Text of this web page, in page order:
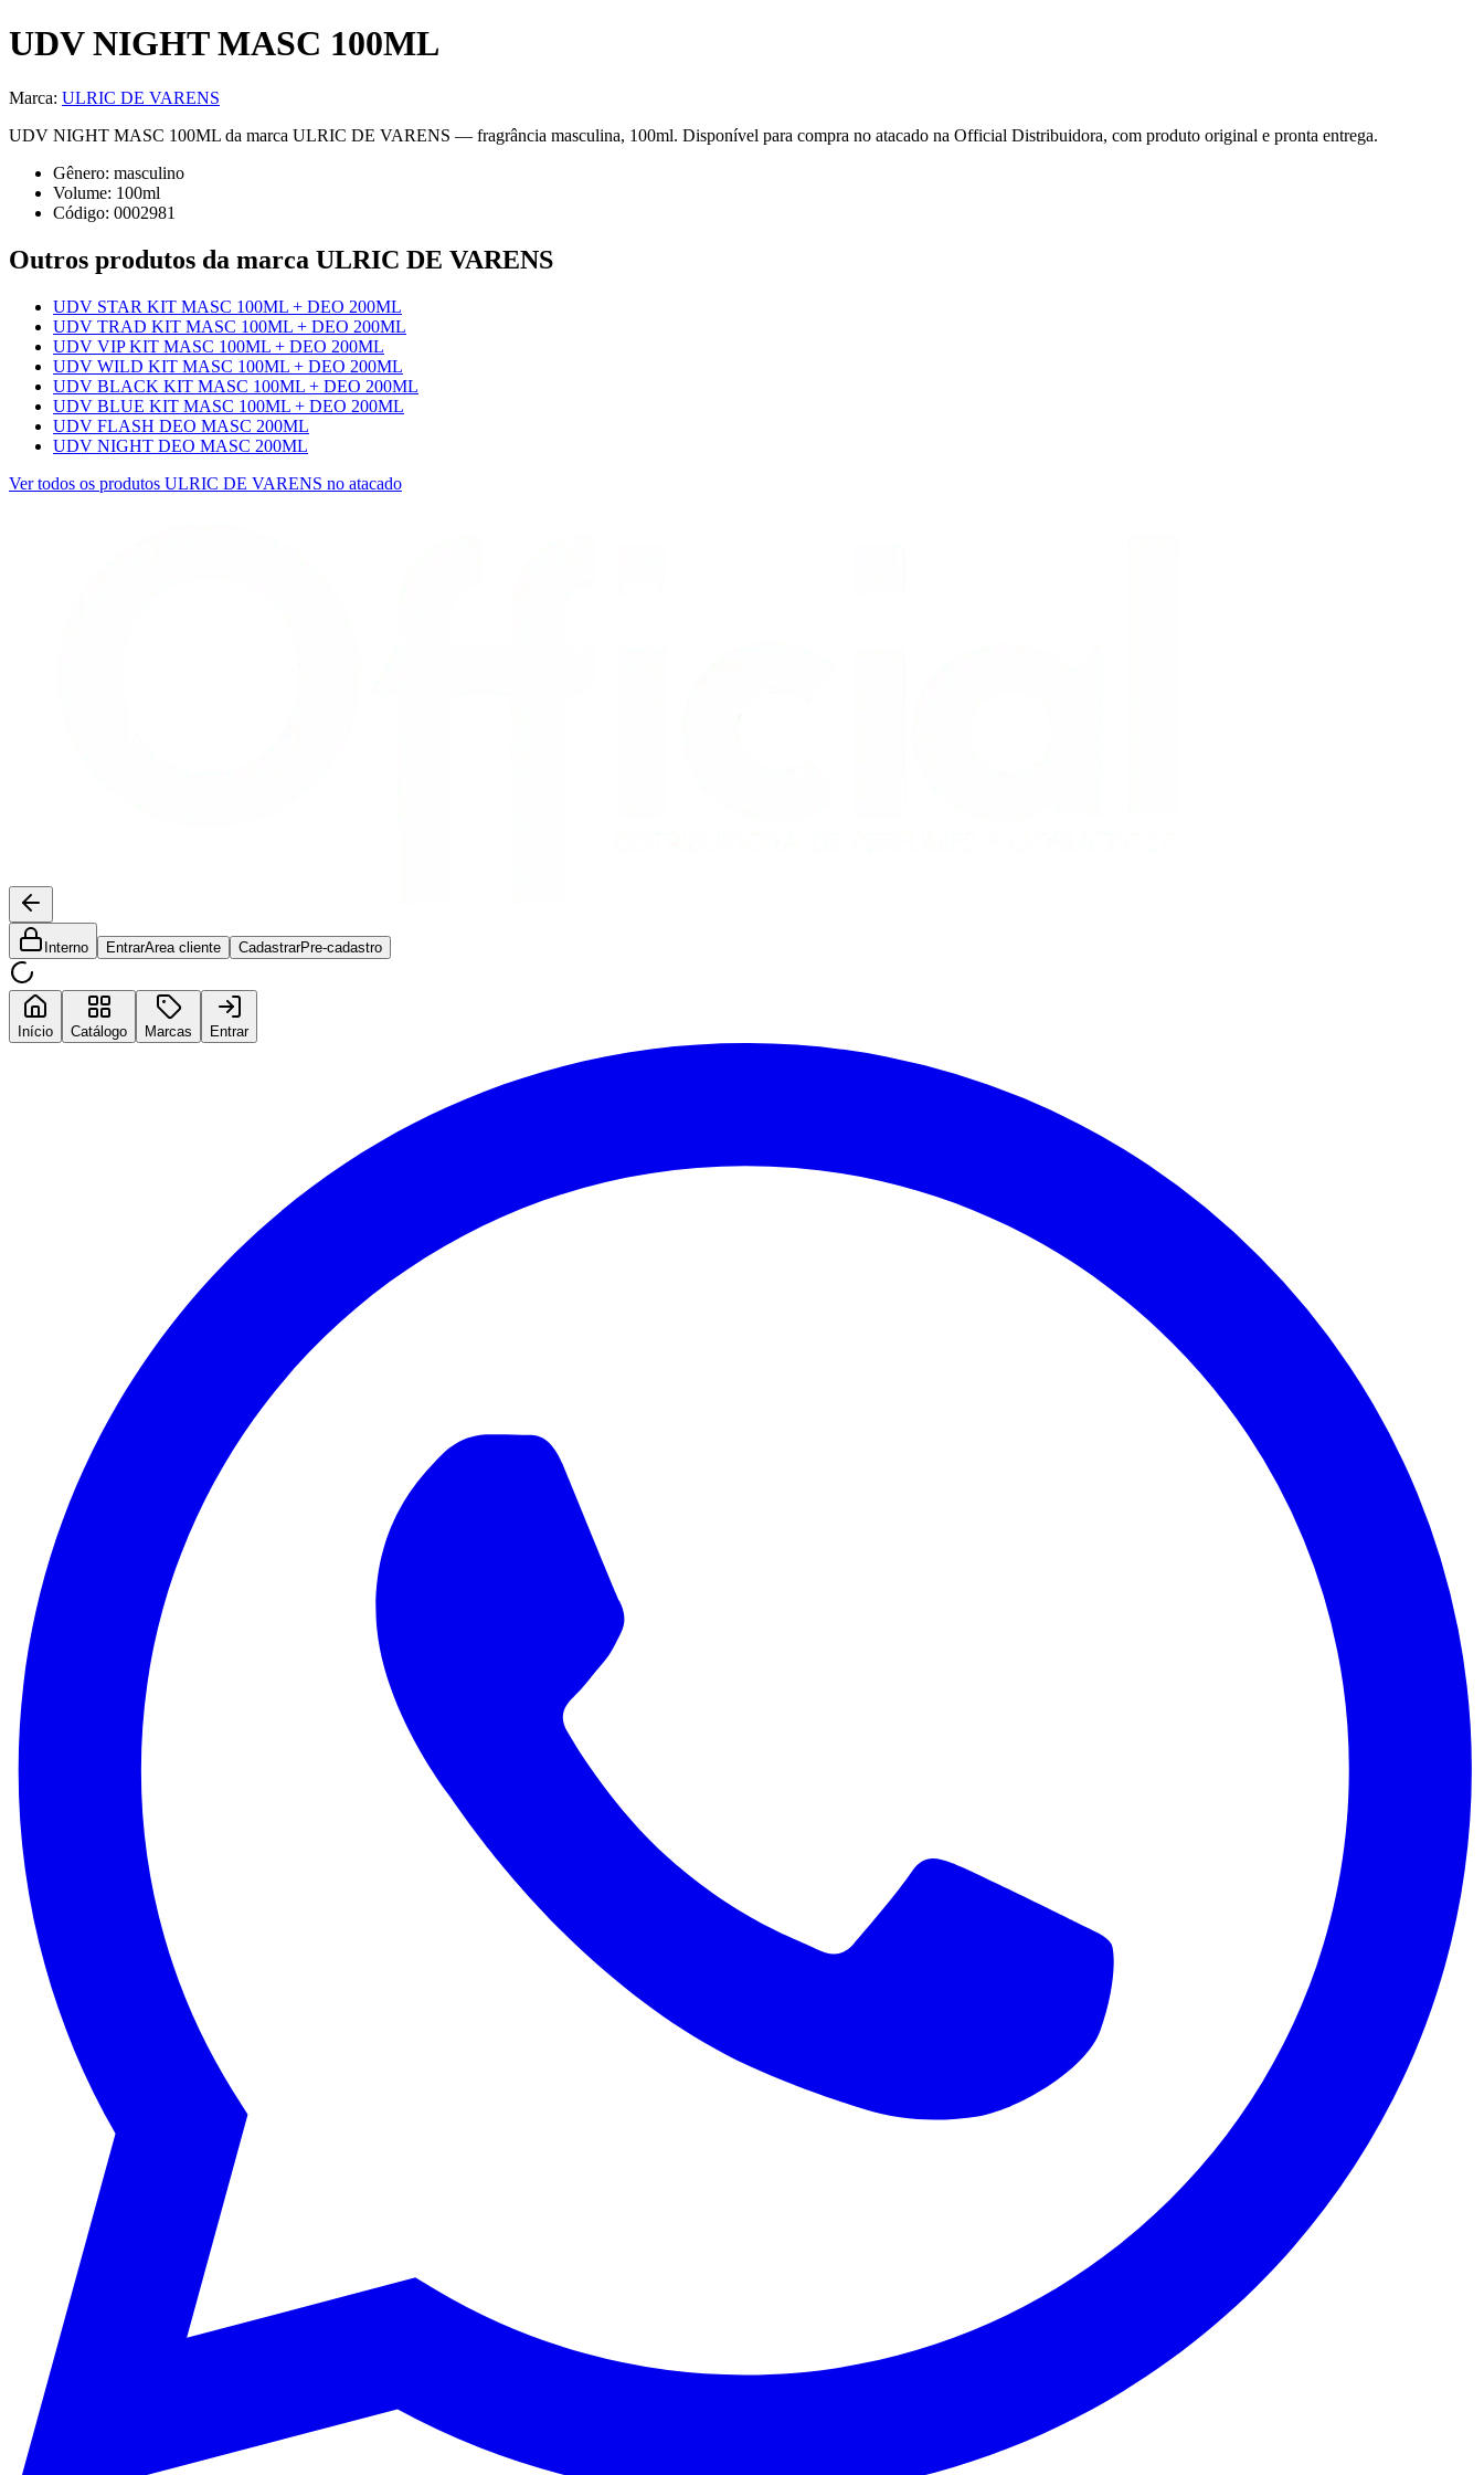
UDV NIGHT MASC 100ML
Marca: ULRIC DE VARENS
UDV NIGHT MASC 100ML da marca ULRIC DE VARENS — fragrância masculina, 100ml. Disponível para compra no atacado na Official Distribuidora, com produto original e pronta entrega.
Gênero: masculino
Volume: 100ml
Código: 0002981
Outros produtos da marca ULRIC DE VARENS
UDV STAR KIT MASC 100ML + DEO 200ML
UDV TRAD KIT MASC 100ML + DEO 200ML
UDV VIP KIT MASC 100ML + DEO 200ML
UDV WILD KIT MASC 100ML + DEO 200ML
UDV BLACK KIT MASC 100ML + DEO 200ML
UDV BLUE KIT MASC 100ML + DEO 200ML
UDV FLASH DEO MASC 200ML
UDV NIGHT DEO MASC 200ML
Ver todos os produtos ULRIC DE VARENS no atacado
Interno EntrarArea cliente CadastrarPre-cadastro
Início Catálogo Marcas Entrar